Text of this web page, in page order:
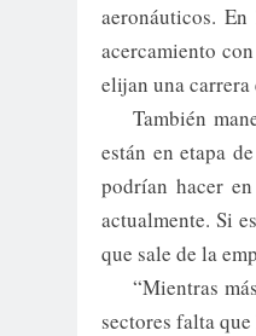
aeronáuticos.
acercamiento
elijan una carrera
También
están en etapa
podrían hacer
actualmente. Si
que sale de la
“Mientras
sectores falta